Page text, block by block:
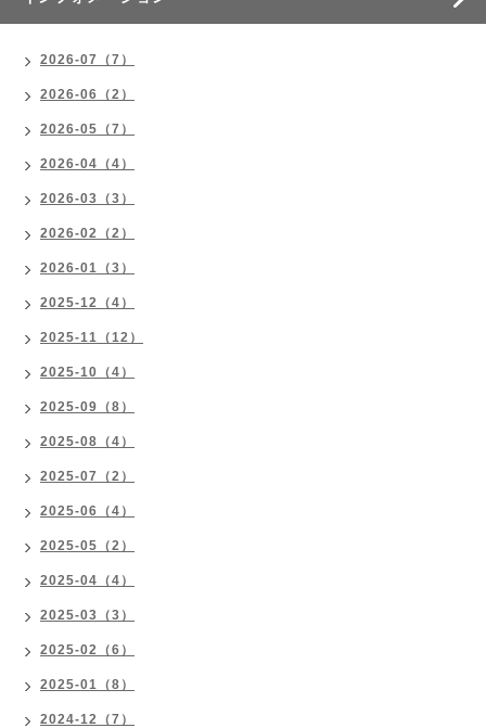
2026-07（7）
2026-06（2）
2026-05（7）
2026-04（4）
2026-03（3）
2026-02（2）
2026-01（3）
2025-12（4）
2025-11（12）
2025-10（4）
2025-09（8）
2025-08（4）
2025-07（2）
2025-06（4）
2025-05（2）
2025-04（4）
2025-03（3）
2025-02（6）
2025-01（8）
2024-12（7）